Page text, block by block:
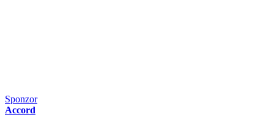
Sponzor
Accord